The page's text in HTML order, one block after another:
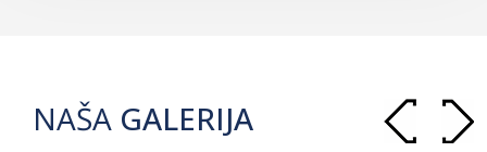
NAŠA GALERIJA